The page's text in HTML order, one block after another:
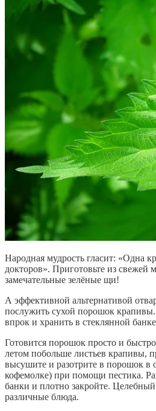
Народная мудрость гласит: «Одна
докторов». Приготовьте из свежей
замечательные зелёные щи!
А эффективной альтернативой
послужить сухой порошок
впрок и хранить в стеклянной
Готовится порошок просто и
летом побольше листьев крапивы,
высушите и разотрите в порошок в
кофемолке) при помощи пестика.
банки и плотно закройте.
различные блюда.